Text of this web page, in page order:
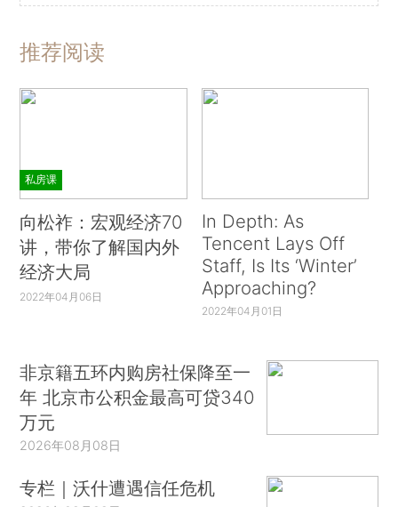
推荐阅读
私房课
向松祚：宏观经济70
讲，带你了解国内外
经济大局
2022年04月06日
In Depth: As
Tencent Lays Off
Staff, Is Its ‘Winter’
Approaching?
2022年04月01日
非京籍五环内购房社保降至一
年 北京市公积金最高可贷340
万元
2026年08月08日
专栏｜沃什遭遇信任危机